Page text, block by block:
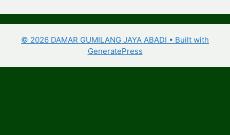
© 2026 DAMAR GUMILANG JAYA ABADI • Built with
GeneratePress